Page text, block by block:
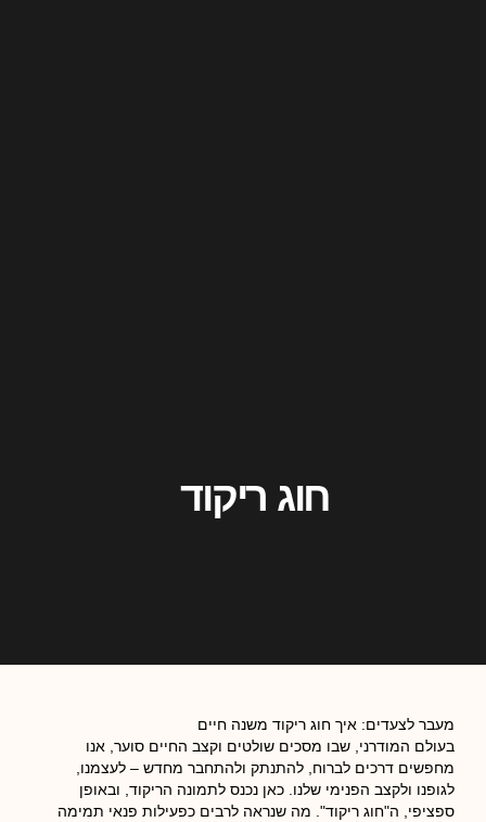
חוג ריקוד
מעבר לצעדים: איך חוג ריקוד משנה חיים
בעולם המודרני, שבו מסכים שולטים וקצב החיים סוער, אנו
מחפשים דרכים לברוח, להתנתק ולהתחבר מחדש – לעצמנו,
לגופנו ולקצב הפנימי שלנו. כאן נכנס לתמונה הריקוד, ובאופן
ספציפי, ה"חוג ריקוד". מה שנראה לרבים כפעילות פנאי תמימה